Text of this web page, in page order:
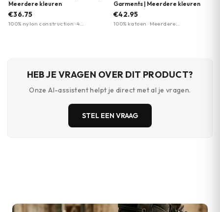
Meerdere kleuren
€36.75
100% nylon construction · 4
Garments | Meerdere kleuren
€42.95
100% katoen · Meerdere
HEB JE VRAGEN OVER DIT PRODUCT?
Onze AI-assistent helpt je direct met al je vragen.
STEL EEN VRAAG